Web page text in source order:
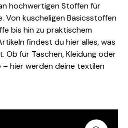
hochwertigen Stoffen für
Von kuscheligen Basicsstoffen
bis hin zu praktischem
findest du hier alles, was
Ob für Taschen, Kleidung oder
– hier werden deine textilen